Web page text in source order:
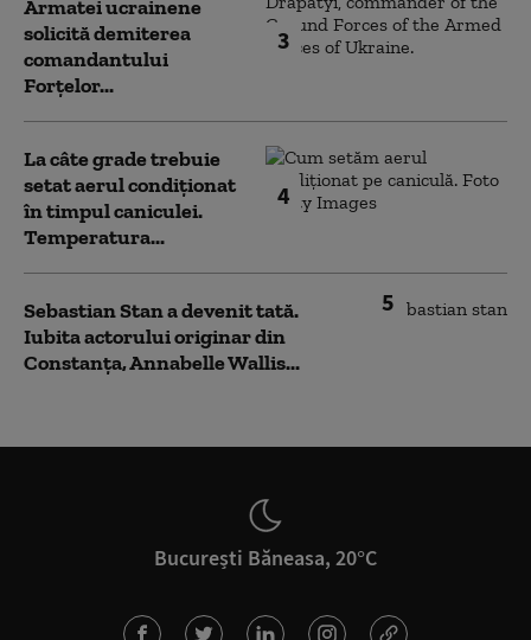
3
Armatei ucrainene
solicită demiterea
comandantului
Forțelor...
4
La câte grade trebuie
setat aerul condiționat
în timpul caniculei.
Temperatura...
5
Sebastian Stan a devenit tată.
Iubita actorului originar din
Constanța, Annabelle Wallis...
București Băneasa, 20°C